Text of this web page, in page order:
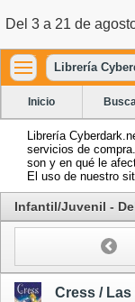
Del 3 a 21 de
Librería
Inicio
Librería
servicios de
son y en qué le
El uso de nuestro
Infantil/Juvenil -
Cress /